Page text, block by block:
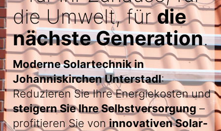
die Umwelt, fürdie
nächste Generation.
Moderne Solartechnik in
Johanniskirchen Unterstadl:
Reduzieren Sie Ihre Energiekosten und
steigern Sie Ihre Selbstversorgung –
profitieren Sie von innovativen Solar-